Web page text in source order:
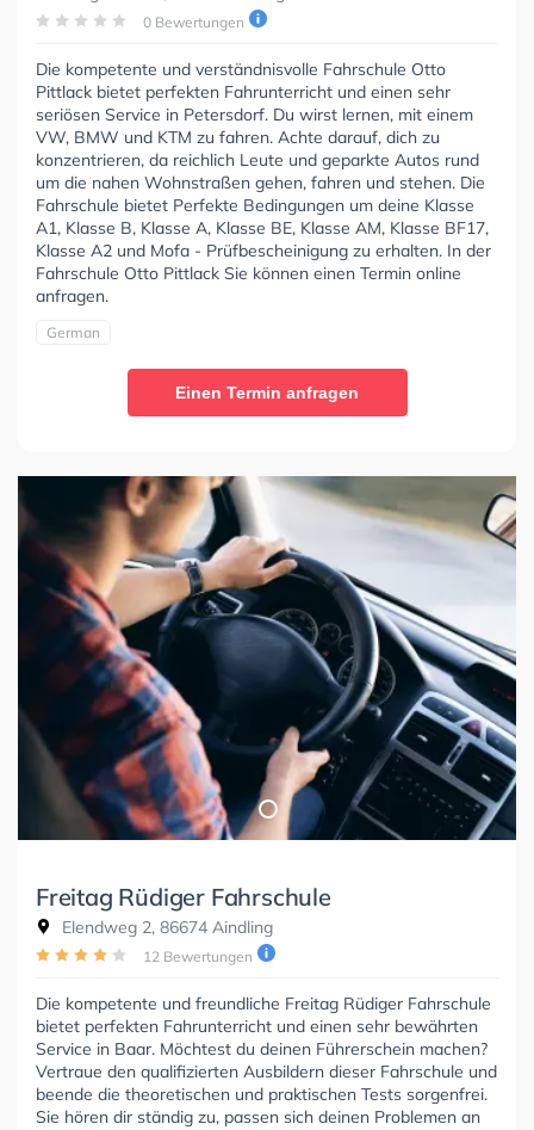
0 Bewertungen
Die kompetente und verständnisvolle Fahrschule Otto
Pittlack bietet perfekten Fahrunterricht und einen sehr
seriösen Service in Petersdorf. Du wirst lernen, mit einem
VW, BMW und KTM zu fahren. Achte darauf, dich zu
konzentrieren, da reichlich Leute und geparkte Autos rund
um die nahen Wohnstraßen gehen, fahren und stehen. Die
Fahrschule bietet Perfekte Bedingungen um deine Klasse
A1, Klasse B, Klasse A, Klasse BE, Klasse AM, Klasse BF17,
Klasse A2 und Mofa - Prüfbescheinigung zu erhalten. In der
Fahrschule Otto Pittlack Sie können einen Termin online
anfragen.
German
Einen Termin anfragen
Freitag Rüdiger Fahrschule
Elendweg 2, 86674 Aindling
12 Bewertungen
Die kompetente und freundliche Freitag Rüdiger Fahrschule
bietet perfekten Fahrunterricht und einen sehr bewährten
Service in Baar. Möchtest du deinen Führerschein machen?
Vertraue den qualifizierten Ausbildern dieser Fahrschule und
beende die theoretischen und praktischen Tests sorgenfrei.
Sie hören dir ständig zu, passen sich deinen Problemen an